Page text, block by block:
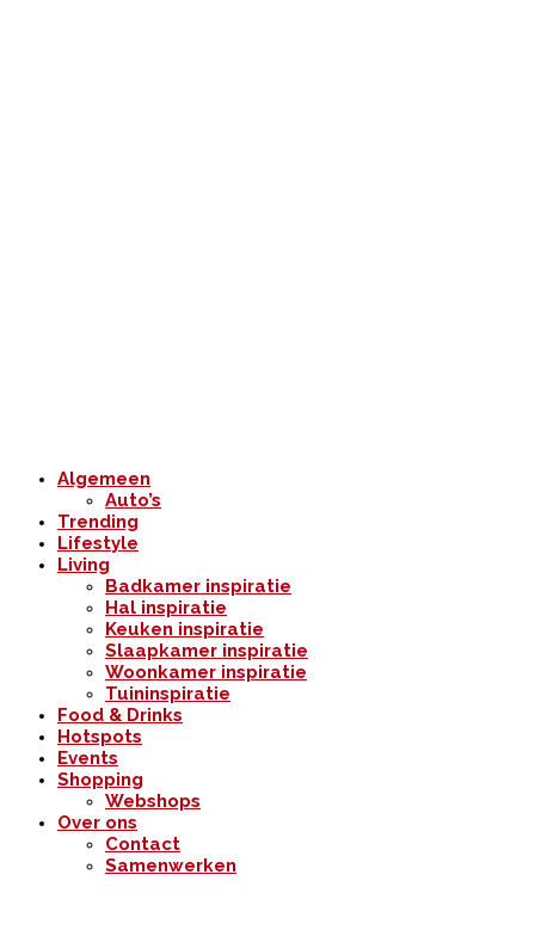
Algemeen
Auto’s
Trending
Lifestyle
Living
Badkamer inspiratie
Hal inspiratie
Keuken inspiratie
Slaapkamer inspiratie
Woonkamer inspiratie
Tuininspiratie
Food & Drinks
Hotspots
Events
Shopping
Webshops
Over ons
Contact
Samenwerken